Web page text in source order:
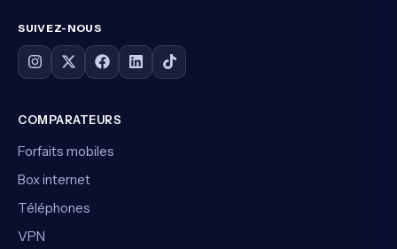
SUIVEZ-NOUS
COMPARATEURS
Forfaits mobiles
Box internet
Téléphones
VPN